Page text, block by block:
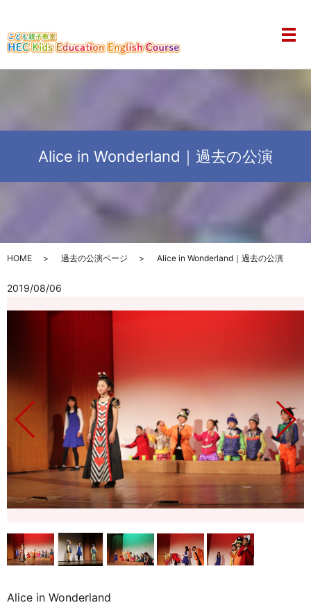
メ
Alice in Wonderland｜過去の公演
HOME 過去の公演ページ Alice in Wonderland｜過去の公演
2019/08/06
Alice in Wonderland